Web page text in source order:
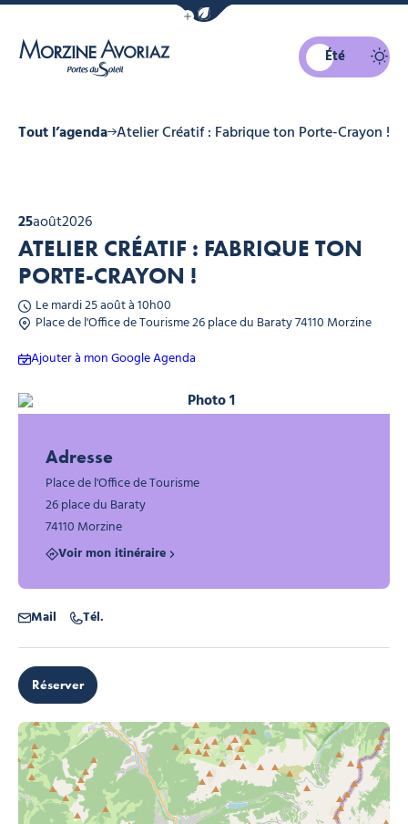
Afficher la barre de navigation du
Été
Tout l’agenda Atelier Créatif : Fabrique ton Porte-Crayon !
25août2026
ATELIER CRÉATIF : FABRIQUE TON
PORTE-CRAYON !
Le mardi 25 août à 10h00
Place de l'Office de Tourisme 26 place du Baraty 74110 Morzine
Ajouter à mon Google Agenda
Photo 1
Adresse
Place de l'Office de Tourisme
26 place du Baraty
74110 Morzine
Voir mon itinéraire
Mail Tél.
Réserver